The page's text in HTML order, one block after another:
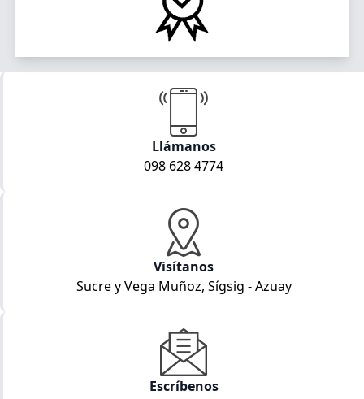
Llámanos
098 628 4774
Visítanos
Sucre y Vega Muñoz, Sígsig - Azuay
Escríbenos